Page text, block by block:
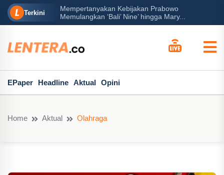
Terkini
Mempertanyakan Kebijakan Prabowo
Memulangkan ‘Bali’ Nine’ hingga Mary...
EPaper Headline Aktual Opini
Home Aktual Olahraga